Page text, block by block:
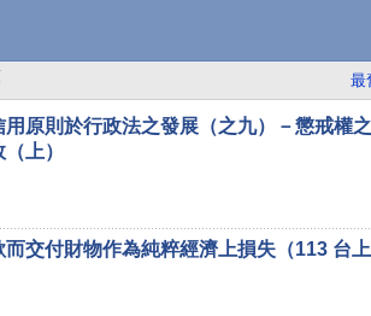
最
原則於行政法之發展（之九）－懲戒權
上）
交付財物作為純粹經濟上損失（113 台